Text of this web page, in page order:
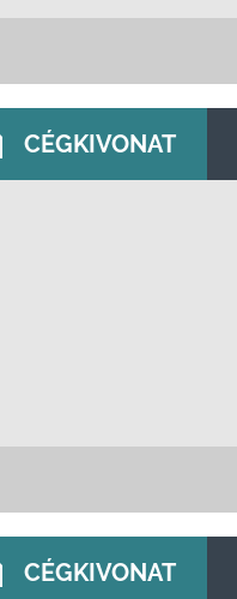
CÉGKIVONAT
CÉGKIVONAT